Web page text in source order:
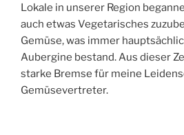
Lokale in unserer Region
auch etwas Vegetarisches
Gemüse, was immer
Aubergine bestand. Aus dieser
starke Bremse für meine
Gemüsevertreter.